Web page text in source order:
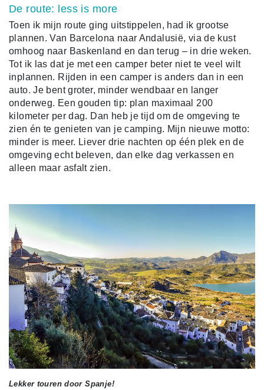
De route: less is more
Toen ik mijn route ging uitstippelen, had ik grootse
plannen. Van Barcelona naar Andalusië, via de kust
omhoog naar Baskenland en dan terug – in drie weken.
Tot ik las dat je met een camper beter niet te veel wilt
inplannen. Rijden in een camper is anders dan in een
auto. Je bent groter, minder wendbaar en langer
onderweg. Een gouden tip: plan maximaal 200
kilometer per dag. Dan heb je tijd om de omgeving te
zien én te genieten van je camping. Mijn nieuwe motto:
minder is meer. Liever drie nachten op één plek en de
omgeving echt beleven, dan elke dag verkassen en
alleen maar asfalt zien.
Lekker touren door Spanje!